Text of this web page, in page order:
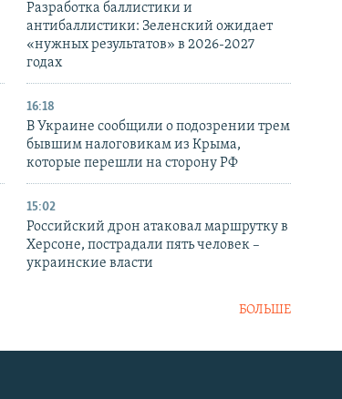
Разработка баллистики и
антибаллистики: Зеленский ожидает
«нужных результатов» в 2026-2027
годах
16:18
В Украине сообщили о подозрении трем
бывшим налоговикам из Крыма,
которые перешли на сторону РФ
15:02
Российский дрон атаковал маршрутку в
Херсоне, пострадали пять человек –
украинские власти
БОЛЬШЕ